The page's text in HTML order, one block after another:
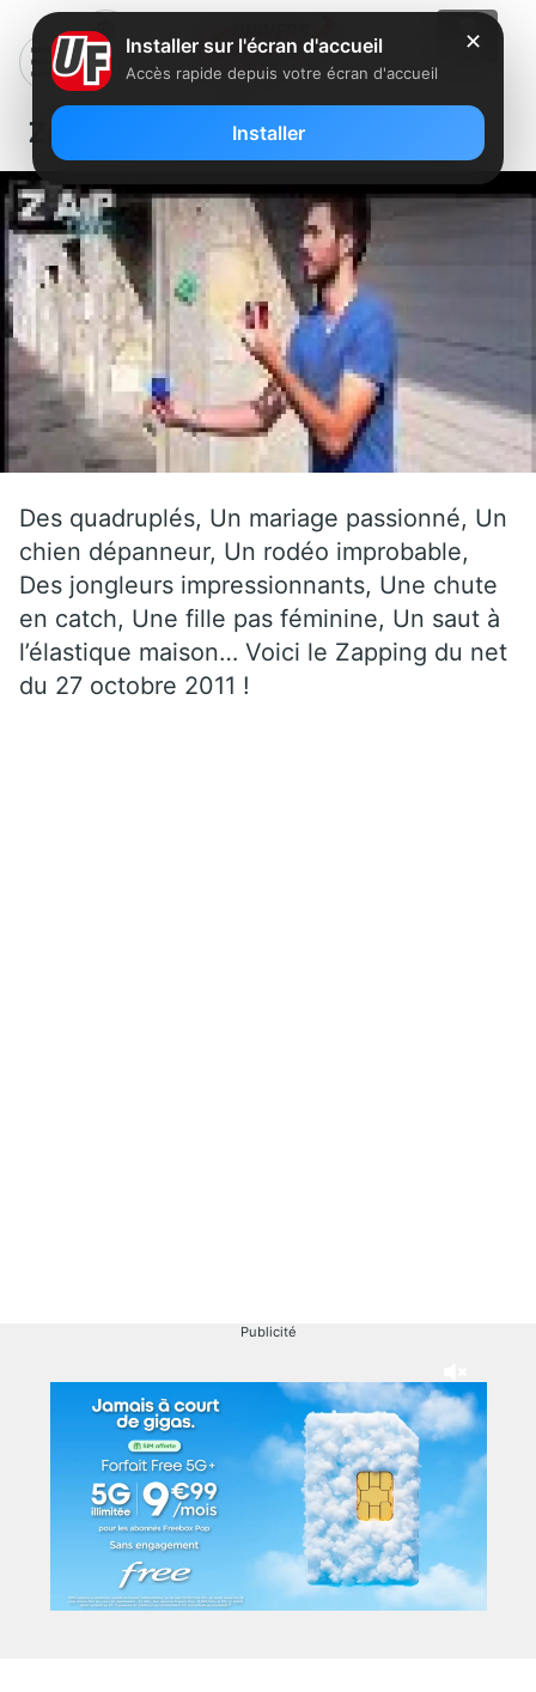
Zapping du jeudi 27 octobre 2011
Des quadruplés, Un mariage passionné, Un
chien dépanneur, Un rodéo improbable,
Des jongleurs impressionnants, Une chute
en catch, Une fille pas féminine, Un saut à
l’élastique maison… Voici le Zapping du net
du 27 octobre 2011 !
Publicité
✕
Installer sur l'écran d'accueil
Accès rapide depuis votre écran d'accueil
Installer